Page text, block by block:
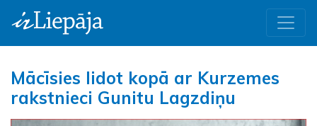
Mācīsies lidot kopā ar Kurzemes
rakstnieci Gunitu Lagzdiņu